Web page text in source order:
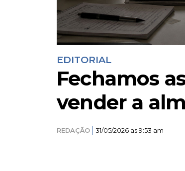
EDITORIAL
Fechamos
vender a
REDAÇÃO 31/05/2026 as 9:53 am